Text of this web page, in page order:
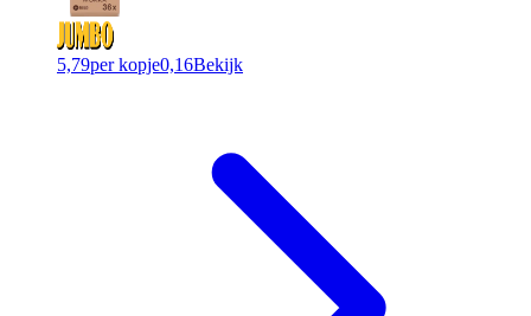
5,79per kopje0,16Bekijk